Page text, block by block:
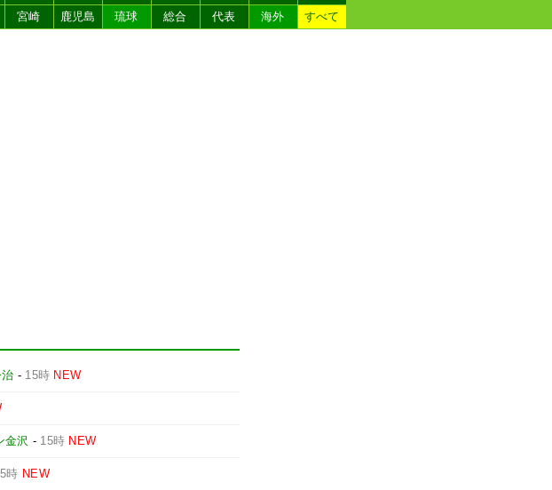
宮崎 鹿児島 琉球 総合 代表 海外 すべて
治 - 15時 NEW
金沢 - 15時 NEW
時 NEW